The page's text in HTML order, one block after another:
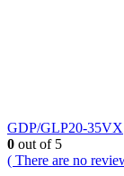
GDP/GLP20-35VX
0 out of 5
( There are no